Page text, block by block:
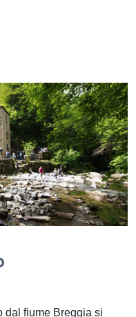
dal fiume Breggia si